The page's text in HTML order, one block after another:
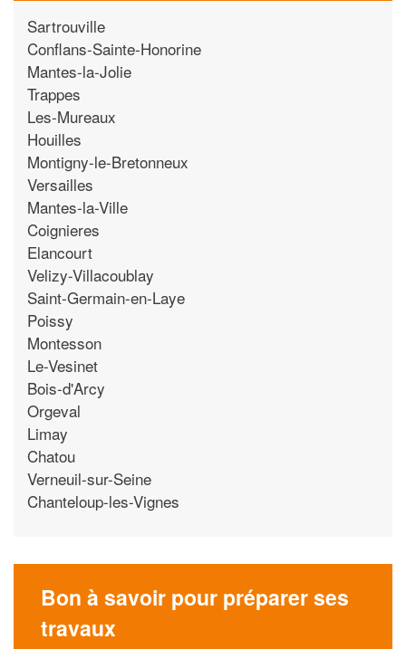
Sartrouville
Conflans-Sainte-Honorine
Mantes-la-Jolie
Trappes
Les-Mureaux
Houilles
Montigny-le-Bretonneux
Versailles
Mantes-la-Ville
Coignieres
Elancourt
Velizy-Villacoublay
Saint-Germain-en-Laye
Poissy
Montesson
Le-Vesinet
Bois-d'Arcy
Orgeval
Limay
Chatou
Verneuil-sur-Seine
Chanteloup-les-Vignes
Bon à savoir pour préparer ses
travaux